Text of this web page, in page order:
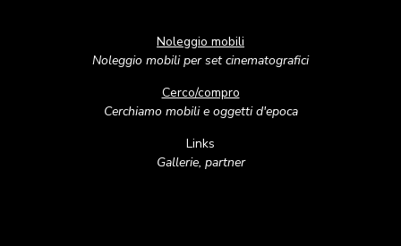
Noleggio mobili
Noleggio mobili per set cinematografici
Cerco/compro
Cerchiamo mobili e oggetti d'epoca
Links
Gallerie, partner